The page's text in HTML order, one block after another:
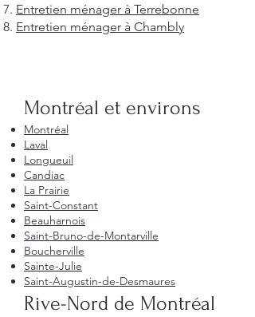
Entretien ménager à Terrebonne
Entretien ménager à Chambly
Montréal et environs
Montréal
Laval
Longueuil
Candiac
La Prairie
Saint-Constant
Beauharnois
Saint-Bruno-de-Montarville
Boucherville
Sainte-Julie
Saint-Augustin-de-Desmaures
Rive-Nord de Montréal